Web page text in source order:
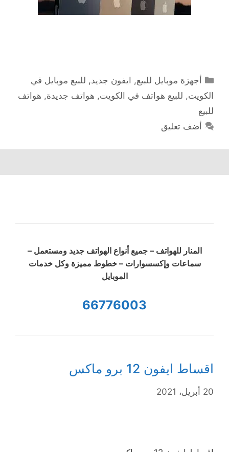
التصنيفات
أجهزة موبايل للبيع, ايفون جديد, للبيع موبايل في
الكويت, للبيع هواتف في الكويت, هواتف جديدة, هواتف
للبيع
أضف تعليق
المنار للهواتف – جميع أنواع الهواتف جديد ومستعمل –
سماعات وإكسسوارات – خطوط مميزة وكل خدمات
الموبايل
66776003
اقساط ايفون 12 برو ماكس
20 أبريل، 2021